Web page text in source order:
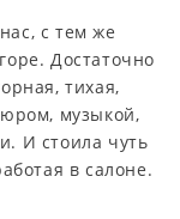
с тем же
Достаточно
тихая,
музыкой,
И стоила чуть
в салоне.